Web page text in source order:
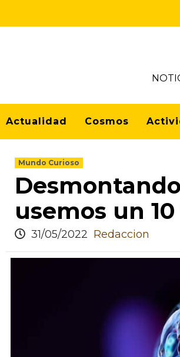
Actualidad Cosmos
Mundo Curioso
usemos un
31/05/2022 Redaccion